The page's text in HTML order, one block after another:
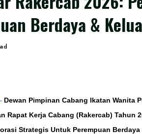
Berdaya &
Dewan Pimpinan Cabang Ikatan Wanita
Rapat Kerja Cabang (Rakercab) Tahun
Strategis Untuk Perempuan